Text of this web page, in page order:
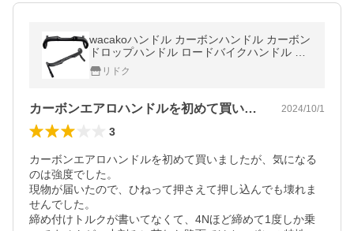
wacakoハンドル カーボンハンドル カーボン
ドロップハンドル ロードバイクハンドル 自
転車ハンドル ハンドルバー wb027
リドク
カーボンエアロハンドルを初めて買いまし… 2024/10/1
3
カーボンエアロハンドルを初めて買いましたが、気になる
のは強度でした。
現物が届いたので、ひねって押さえて押し込んでも壊れま
せんでした。
締め付けトルクが書いてなくて、4Nほど締めて1度しか乗